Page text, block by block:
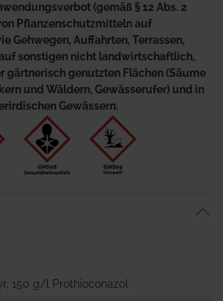
(gemäß § 12 Abs. 2
Pflanzenschutzmitteln auf
Gehwegen, Auffahrten, Terrassen,
sonstigen nicht landwirtschaftlich,
genutzten Flächen (Säume
und Wäldern, Gewässerufer) und in
Gewässern.
150 g/l Prothioconazol